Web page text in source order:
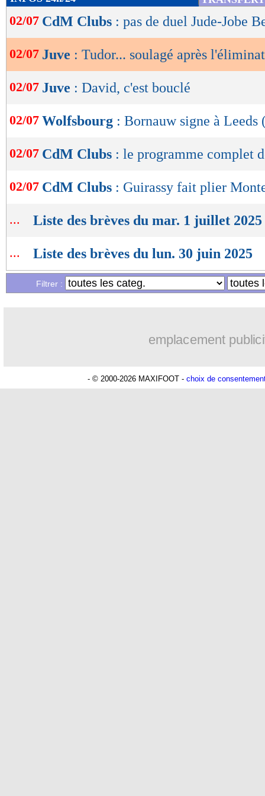
de
lecture
OK
02/07 CdM Clubs : pas de duel Jude-Jobe
02/07 Juve : Tudor... soulagé après
02/07 Juve : David, c'est bouclé
02/07 Wolfsbourg : Bornauw signe à
02/07 CdM Clubs : le programme complet
02/07 CdM Clubs : Guirassy fait plier
... Liste des brèves du mar. 1 juillet 2025
... Liste des brèves du lun. 30 juin 2025
Filtrer :
emplacement
- © 2000-2026 MAXIFOOT - choix de